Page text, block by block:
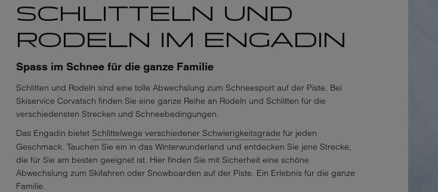
SCHLITTELN UND
RODELN IM ENGADIN
Spass im Schnee für die ganze Familie
Schlitten und Rodeln sind eine tolle Abwechslung zum Schneesport auf der Piste. Bei
Skiservice Corvatsch finden Sie eine ganze Reihe an Rodeln und Schlitten für die
verschiedensten Strecken und Schneebedingungen.
Das Engadin bietet Schlittelwege verschiedener Schwierigkeitsgrade für jeden
Geschmack. Tauchen Sie ein in das Winterwunderland und entdecken Sie jene Strecke,
die für Sie am besten geeignet ist. Hier finden Sie mit Sicherheit eine schöne
Abwechslung zum Skifahren oder Snowboarden auf der Piste. Ein Erlebnis für die ganze
Familie.